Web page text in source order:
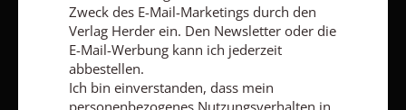
Zweck des E-Mail-Marketings durch den
Verlag Herder ein. Den Newsletter oder die
E-Mail-Werbung kann ich jederzeit
abbestellen.
Ich bin einverstanden, dass mein
personenbezogenes Nutzungsverhalten in